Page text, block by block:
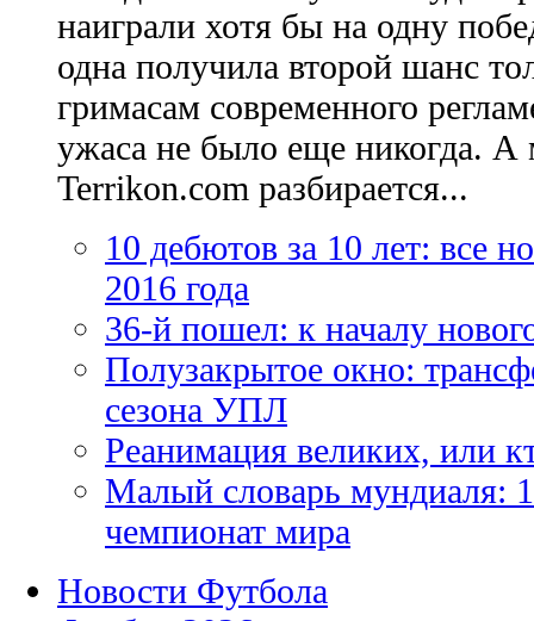
наиграли хотя бы на одну
одна получила второй шанс
гримасам современного
ужаса не было еще никогда. А
Terrikon.com разбирается...
10 дебютов за 10 лет: все
2016 года
36-й пошел: к началу
Полузакрытое окно:
сезона УПЛ
Реанимация великих, или
Малый словарь мундиаля:
чемпионат мира
Новости Футбола